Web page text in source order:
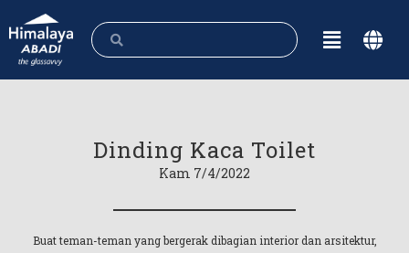
Dinding Kaca Toilet
Kam 7/4/2022
Buat teman-teman yang bergerak dibagian interior dan arsitektur,